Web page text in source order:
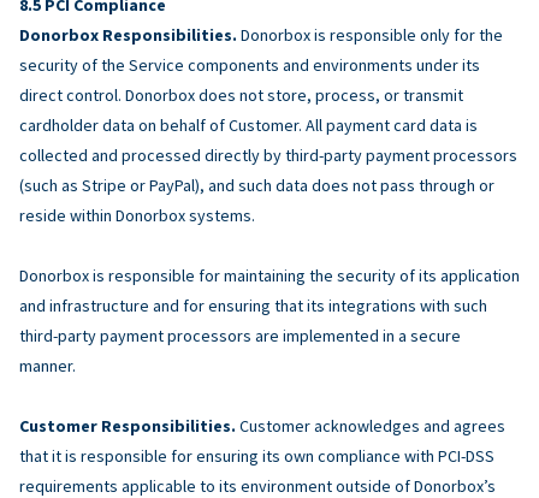
Donorbox Responsibilities. Donorbox is responsible only for the
security of the Service components and environments under its
direct control. Donorbox does not store, process, or transmit
cardholder data on behalf of Customer. All payment card data is
collected and processed directly by third-party payment processors
(such as Stripe or PayPal), and such data does not pass through or
reside within Donorbox systems.
Donorbox is responsible for maintaining the security of its application
and infrastructure and for ensuring that its integrations with such
third-party payment processors are implemented in a secure
manner.
Customer Responsibilities. Customer acknowledges and agrees
that it is responsible for ensuring its own compliance with PCI-DSS
requirements applicable to its environment outside of Donorbox’s